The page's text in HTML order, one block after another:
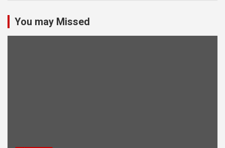
You may Missed